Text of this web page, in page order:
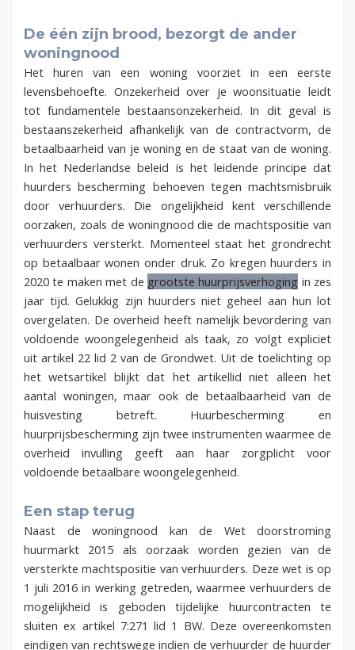
De één zijn brood, bezorgt de ander
woningnood
Het huren van een woning voorziet in een eerste
levensbehoefte. Onzekerheid over je woonsituatie leidt
tot fundamentele bestaansonzekerheid. In dit geval is
bestaanszekerheidafhankelijk van de contractvorm, de
betaalbaarheid van je woning en de staat van de woning.
In het Nederlandse beleid is het leidende principe dat
huurders bescherming behoeven tegen machtsmisbruik
door verhuurders. Die ongelijkheid kent verschillende
oorzaken, zoals de woningnood die de machtspositie van
verhuurders versterkt. Momenteel staat het grondrecht
op betaalbaar wonen onder druk. Zo kregen huurders in
2020 te maken met de grootste huurprijsverhoging in zes
jaar tijd. Gelukkig zijn huurders niet geheel aan hun lot
overgelaten. De overheid heeft namelijk bevordering van
voldoende woongelegenheid als taak, zo volgt expliciet
uit artikel 22 lid 2 van de Grondwet. Uit de toelichting op
het wetsartikel blijkt dat het artikellid niet alleen het
aantal woningen, maar ook de betaalbaarheid van de
huisvesting betreft. Huurbescherming en
huurprijsbescherming zijn twee instrumenten waarmee de
overheid invulling geeft aan haar zorgplicht voor
voldoende betaalbare woongelegenheid.
Een stap terug
Naast de woningnood kan de Wet doorstroming
huurmarkt 2015 als oorzaak worden gezien van de
versterkte machtspositie van verhuurders. Deze wet is op
1 juli 2016 in werking getreden, waarmee verhuurders de
mogelijkheid is geboden tijdelijke huurcontracten te
sluiten ex artikel 7:271 lid 1 BW. Deze overeenkomsten
eindigen van rechtswege indien de verhuurder de huurder